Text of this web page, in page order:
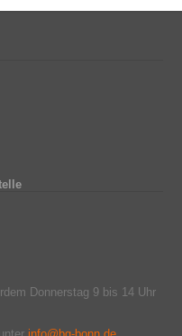
Donnerstag 9 bis 14 Uhr